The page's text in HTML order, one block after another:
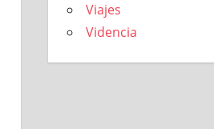
Viajes
Videncia